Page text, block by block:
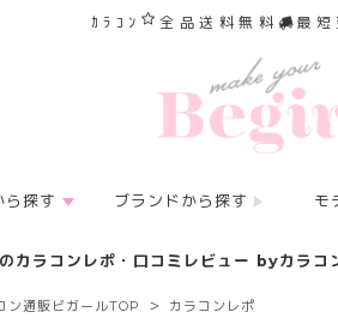
ｶﾗｺﾝ 全品送料無料 最
ら探す ブランドから探す モ
カラコンレポ・口コミレビュー byカラコ
ン通販ビガールTOP カラコンレポ